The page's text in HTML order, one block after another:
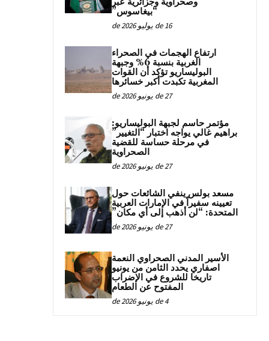
“بيغاسوس”
16 de يوليو de 2026
ارتفاع الهجمات في الصحراء
الغربية بنسبة 6% وجبهة
البوليساريو تؤكد أن القوات
المغربية تكبدت أكبر خسائرها
27 de يونيو de 2026
مؤتمر حاسم لجبهة البوليساريو:
براهيم غالي يواجه اختبار “التغيير”
في مرحلة حساسة للقضية
الصحراوية
27 de يونيو de 2026
مسعد بولس ينفي الشائعات حول
تعيينه سفيراً في الإمارات العربية
المتحدة: “لن أذهب إلى أي مكان”
27 de يونيو de 2026
الأسير المدني الصحراوي النعمة
اصفاري يحدد الثامن من يونيو
تاريخا للشروع في الإضراب
المفتوح عن الطعام
4 de يونيو de 2026